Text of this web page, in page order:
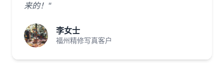
来的！"
李女士
福州精修写真客户